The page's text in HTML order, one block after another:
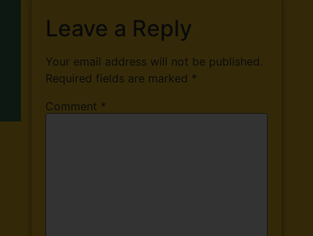
Leave a Reply
Your email address will not be published.
Required fields are marked *
Comment *